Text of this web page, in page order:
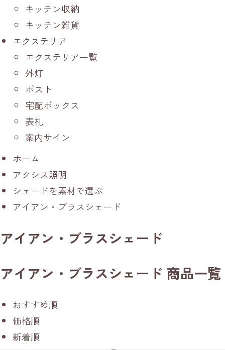
キッチン収納
キッチン雑貨
エクステリア
エクステリア一覧
外灯
ポスト
宅配ボックス
表札
案内サイン
ホーム
アクシス照明
シェードを素材で選ぶ
アイアン・ブラスシェード
アイアン・ブラスシェード
アイアン・ブラスシェード 商品一覧
おすすめ順
価格順
新着順